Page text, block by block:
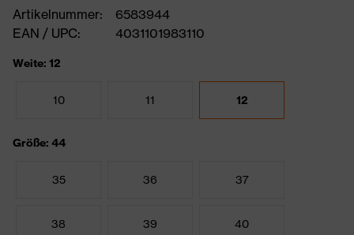
Artikelnummer:
6583944
EAN / UPC:
4031101983110
Weite: 12
10 11 12
Größe: 44
35 36 37
38 39 40